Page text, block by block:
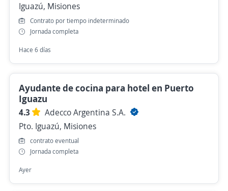
Iguazú, Misiones
Contrato por tiempo indeterminado
Jornada completa
Hace 6 días
Ayudante de cocina para hotel en Puerto
Iguazu
4.3
Adecco Argentina S.A.
Pto. Iguazú, Misiones
contrato eventual
Jornada completa
Ayer